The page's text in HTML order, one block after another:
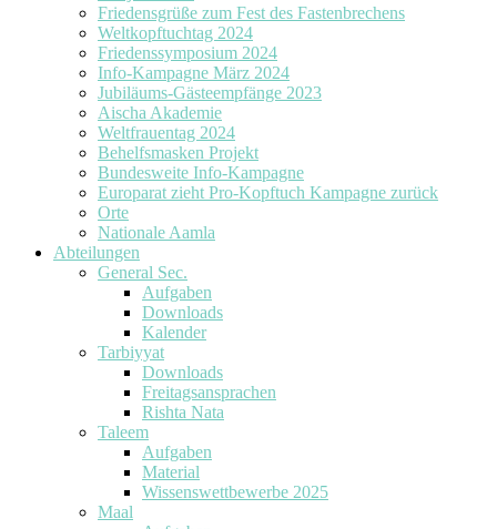
Friedensgrüße zum Fest des Fastenbrechens
Weltkopftuchtag 2024
Friedenssymposium 2024
Info-Kampagne März 2024
Jubiläums-Gästeempfänge 2023
Aischa Akademie
Weltfrauentag 2024
Behelfsmasken Projekt
Bundesweite Info-Kampagne
Europarat zieht Pro-Kopftuch Kampagne zurück
Orte
Nationale Aamla
Abteilungen
General Sec.
Aufgaben
Downloads
Kalender
Tarbiyyat
Downloads
Freitagsansprachen
Rishta Nata
Taleem
Aufgaben
Material
Wissenswettbewerbe 2025
Maal